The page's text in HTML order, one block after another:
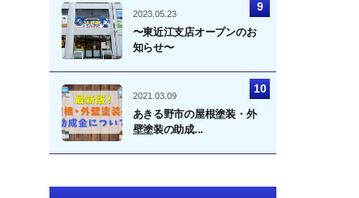
2023.05.23
〜東近江支店オープンのお
知らせ〜
2021.03.09
あきる野市の屋根塗装・外
壁塗装の助成...